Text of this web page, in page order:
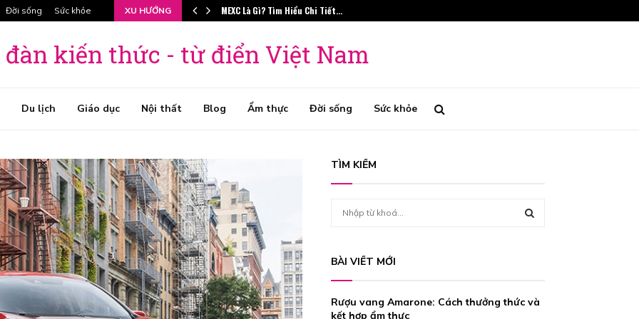
Đời sống Sức khỏe XU HƯỚNG MEXC Là Gì? Tìm Hiểu Chi Tiết…
đàn kiến thức - từ điển Việt Nam
Du lịch Giáo dục Nội thất Blog Ẩm thực Đời sống Sức khỏe
TÌM KIẾM
c
h
f
o
A
BÀI VIẾT MỚI
Rượu vang Amarone: Cách thưởng thức và
kết hợp ẩm thực